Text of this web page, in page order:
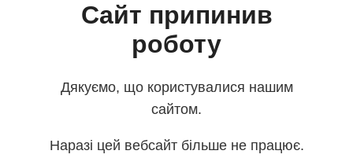
Сайт припинив
роботу
Дякуємо, що користувалися нашим
сайтом.
Наразі цей вебсайт більше не працює.